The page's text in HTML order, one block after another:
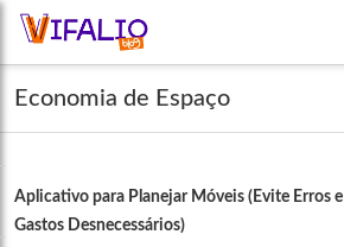
Economia de Espaço
Aplicativo para Planejar Móveis (Evite Erros e
Gastos Desnecessários)